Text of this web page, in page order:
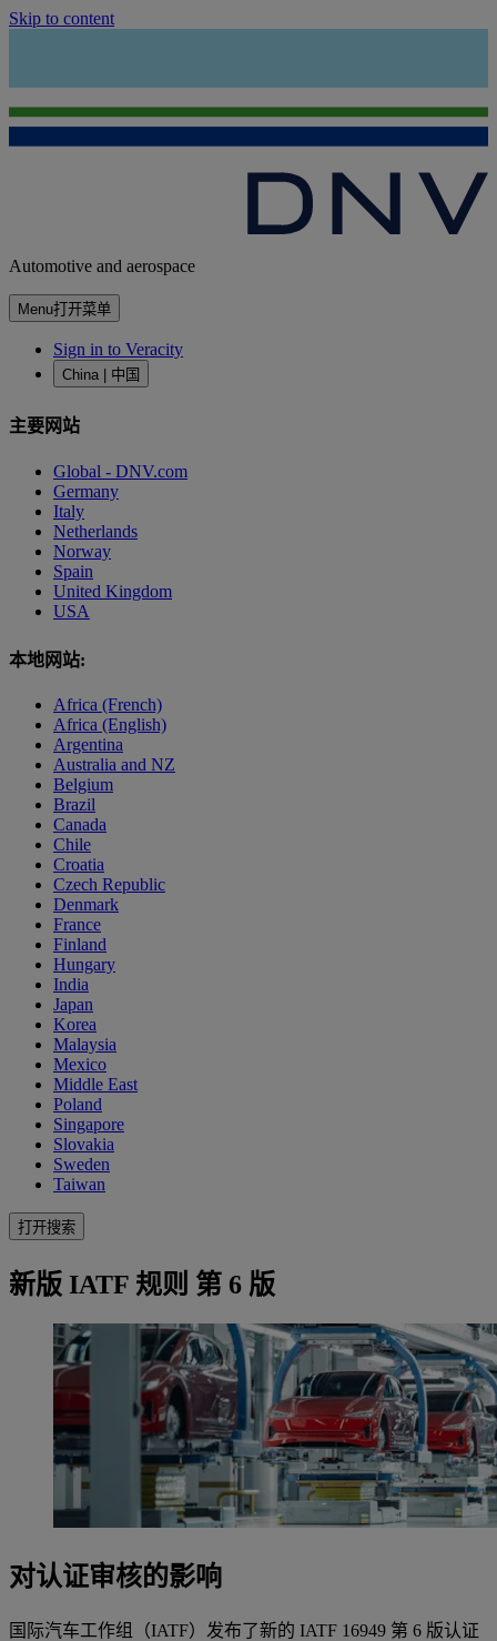
Skip to content
Automotive and aerospace
Menu打开菜单
Sign in to Veracity
China | 中国
主要网站
Global - DNV.com
Germany
Italy
Netherlands
Norway
Spain
United Kingdom
USA
本地网站:
Africa (French)
Africa (English)
Argentina
Australia and NZ
Belgium
Brazil
Canada
Chile
Croatia
Czech Republic
Denmark
France
Finland
Hungary
India
Japan
Korea
Malaysia
Mexico
Middle East
Poland
Singapore
Slovakia
Sweden
Taiwan
打开搜索
新版 IATF 规则 第 6 版
对认证审核的影响
国际汽车工作组（IATF）发布了新的 IATF 16949 第 6 版认证